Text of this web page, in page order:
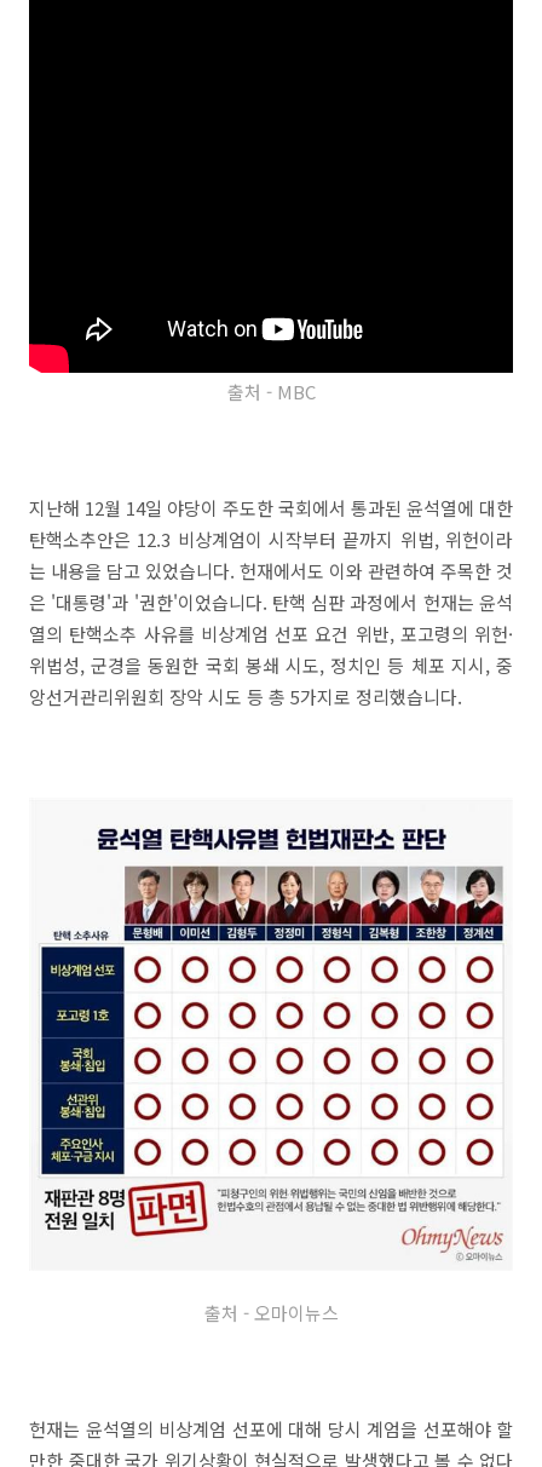
출처 - MBC
지난해 12월 14일 야당이 주도한 국회에서 통과된 윤석열에 대한
탄핵소추안은 12.3 비상계엄이 시작부터 끝까지 위법, 위헌이라
는 내용을 담고 있었습니다. 헌재에서도 이와 관련하여 주목한 것
은 '대통령'과 '권한'이었습니다. 탄핵 심판 과정에서 헌재는 윤석
열의 탄핵소추 사유를 비상계엄 선포 요건 위반, 포고령의 위헌·
위법성, 군경을 동원한 국회 봉쇄 시도, 정치인 등 체포 지시, 중
앙선거관리위원회 장악 시도 등 총 5가지로 정리했습니다.
출처 - 오마이뉴스
헌재는 윤석열의 비상계엄 선포에 대해 당시 계엄을 선포해야 할
만한 중대한 국가 위기상황이 현실적으로 발생했다고 볼 수 없다